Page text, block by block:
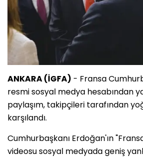
ANKARA (İGFA) - Fransa
resmi sosyal medya hesabından
paylaşım, takipçileri tarafından
karşılandı.
Cumhurbaşkanı Erdoğan'ın
videosu sosyal medyada geniş